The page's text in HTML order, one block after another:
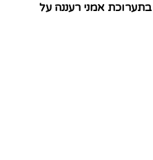
אמני רעננה על